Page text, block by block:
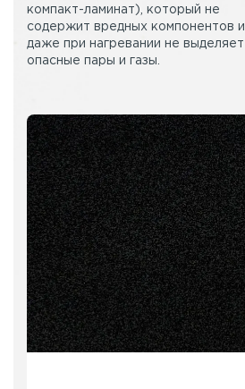
компакт-ламинат), который не
содержит вредных компонентов и
даже при нагревании не выделяет
опасные пары и газы.